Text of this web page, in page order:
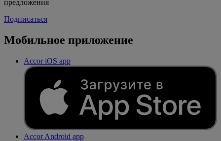
предложения
Подписаться
Мобильное приложение
Accor iOS app
Accor Android app